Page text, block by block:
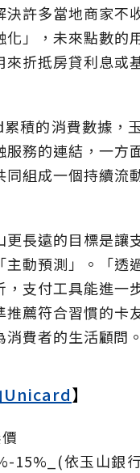
決許多當地商家不
化」，未來點數的
來折抵房貸利息或
積的消費數據，
服務的連結，一方
同組成一個持續流
更長遠的目標是讓
主動預測」。「透
，支付工具能進一
推薦符合習慣的卡
費者的生活顧問。
Unicard】
15%_(依玉山銀